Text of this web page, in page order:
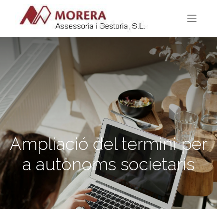
Ampliació del termini per
a autònoms societaris